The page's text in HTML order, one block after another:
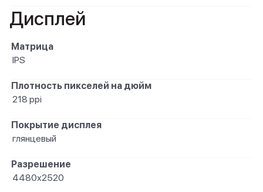
Дисплей
Матрица
IPS
Плотность пикселей на дюйм
218 ppi
Покрытие дисплея
глянцевый
Разрешение
4480х2520